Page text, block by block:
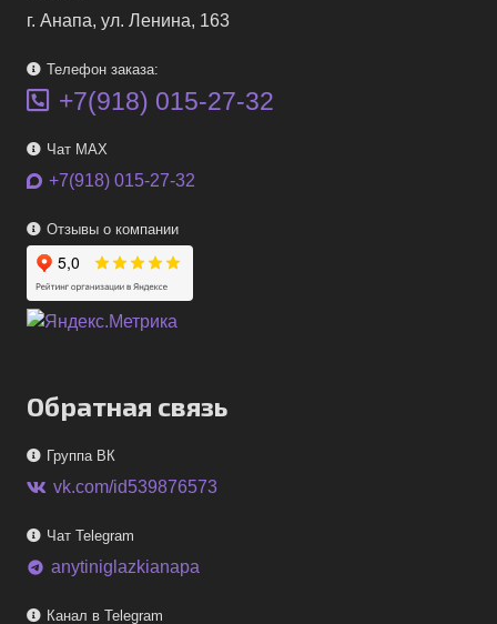
г. Анапа, ул. Ленина, 163
Телефон заказа:
+7(918) 015-27-32
Чат MAX
+7(918) 015-27-32
Отзывы о компании
Обратная связь
Группа ВК
vk.com/id539876573
Чат Telegram
telegram anytiniglazkianapa
Канал в Telegram